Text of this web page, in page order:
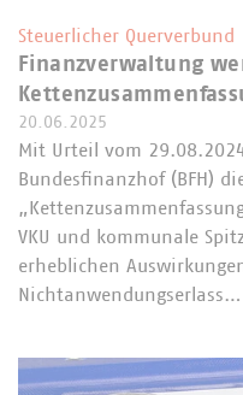
Steuerlicher Querverbund
Finanzverwaltung
20.06.2025
Mit Urteil vom
Bundesfinanzhof (BFH)
VKU und kommunale
erheblichen
Nichtanwendungserlass…